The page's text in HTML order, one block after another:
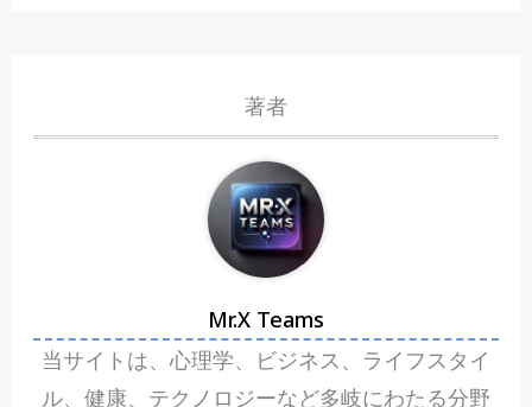
著者
Mr.X Teams
当サイトは、心理学、ビジネス、ライフスタイ
ル、健康、テクノロジーなど多岐にわたる分野